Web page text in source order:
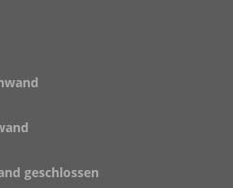
geschlossen